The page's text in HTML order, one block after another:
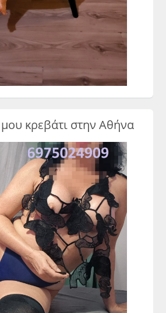
κρεβάτι στην Αθήνα